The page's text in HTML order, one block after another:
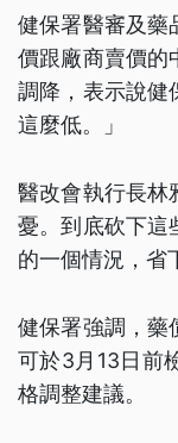
健保署醫審及藥
價跟廠商賣價的
調降，表示說健
這麼低。」
醫改會執行長林
憂。到底砍下這
的一個情況，省
健保署強調，藥
可於3月13日前
格調整建議。